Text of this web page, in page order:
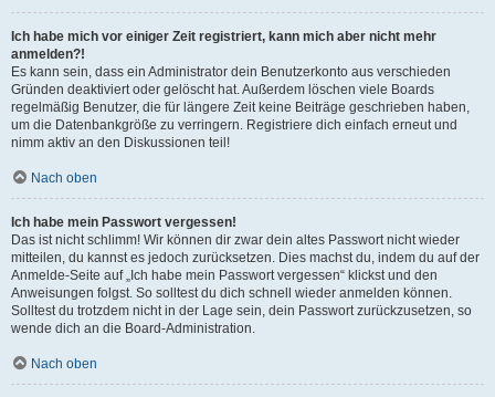
Ich habe mich vor einiger Zeit registriert, kann mich aber nicht mehr
anmelden?!
Es kann sein, dass ein Administrator dein Benutzerkonto aus verschieden
Gründen deaktiviert oder gelöscht hat. Außerdem löschen viele Boards
regelmäßig Benutzer, die für längere Zeit keine Beiträge geschrieben haben,
um die Datenbankgröße zu verringern. Registriere dich einfach erneut und
nimm aktiv an den Diskussionen teil!
Nach oben
Ich habe mein Passwort vergessen!
Das ist nicht schlimm! Wir können dir zwar dein altes Passwort nicht wieder
mitteilen, du kannst es jedoch zurücksetzen. Dies machst du, indem du auf der
Anmelde-Seite auf „Ich habe mein Passwort vergessen“ klickst und den
Anweisungen folgst. So solltest du dich schnell wieder anmelden können.
Solltest du trotzdem nicht in der Lage sein, dein Passwort zurückzusetzen, so
wende dich an die Board-Administration.
Nach oben